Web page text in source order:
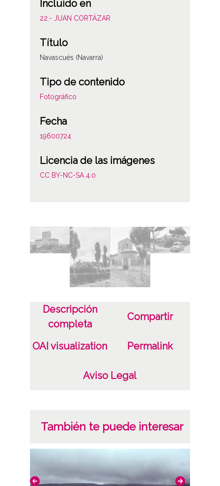
Incluido en
22.- JUAN CORTÁZAR
Título
Navascués (Navarra)
Tipo de contenido
Fotográfico
Fecha
19600724
Licencia de las imágenes
CC BY-NC-SA 4.0
Descripción
completa
Compartir
OAI visualization Permalink
Aviso Legal
También te puede interesar